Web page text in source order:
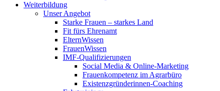
Weiterbildung
Unser Angebot
Starke Frauen – starkes Land
Fit fürs Ehrenamt
ElternWissen
FrauenWissen
IMF-Qualifizierungen
Social Media & Online-Marketing
Frauenkompetenz im Agrarbüro
Existenzgründerinnen-Coaching